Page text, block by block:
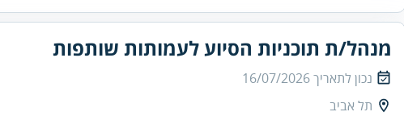
מנהל/ת תוכניות הסיוע לעמותות שותפות
נכון לתאריך16/07/2026
תל אביב